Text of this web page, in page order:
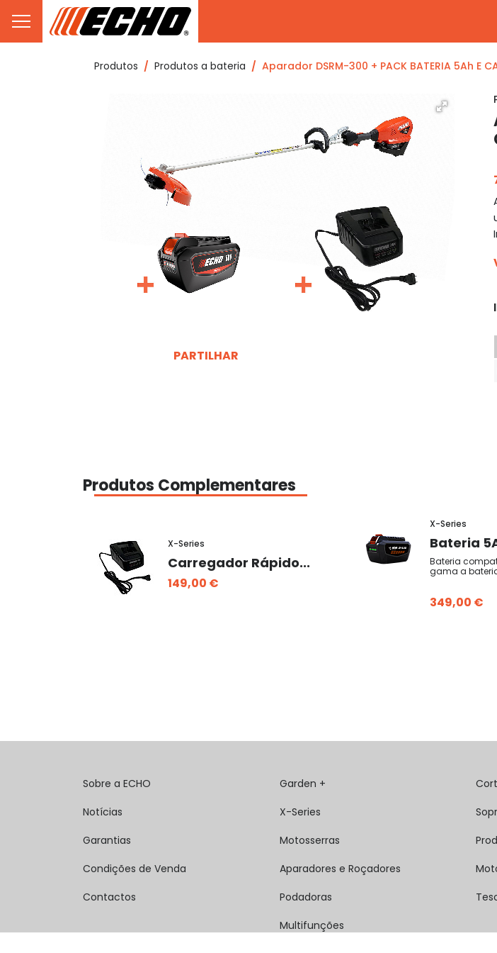
Produtos Produtos a bateria Aparador DSRM-300 + PACK BATERIA 5Ah E
PARTILHAR
Produtos Complementares
X-Series
Carregador Rápido...
149,00 €
X-Series
Bateria
Bateria
gama a
349,00 €
Sobre a ECHO
Notícias
Garantias
Condições de Venda
Contactos
Garden +
X-Series
Motosserras
Aparadores e Roçadores
Podadoras
Multifunções